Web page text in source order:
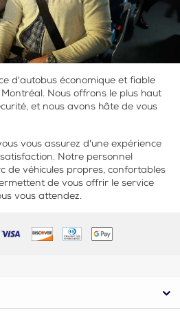
d'autobus économique et fiable
Nous offrons le plus haut
et nous avons hâte de vous
vous assurez d'une expérience
Notre personnel
de véhicules propres, confortables
de vous offrir le service
vous attendez.